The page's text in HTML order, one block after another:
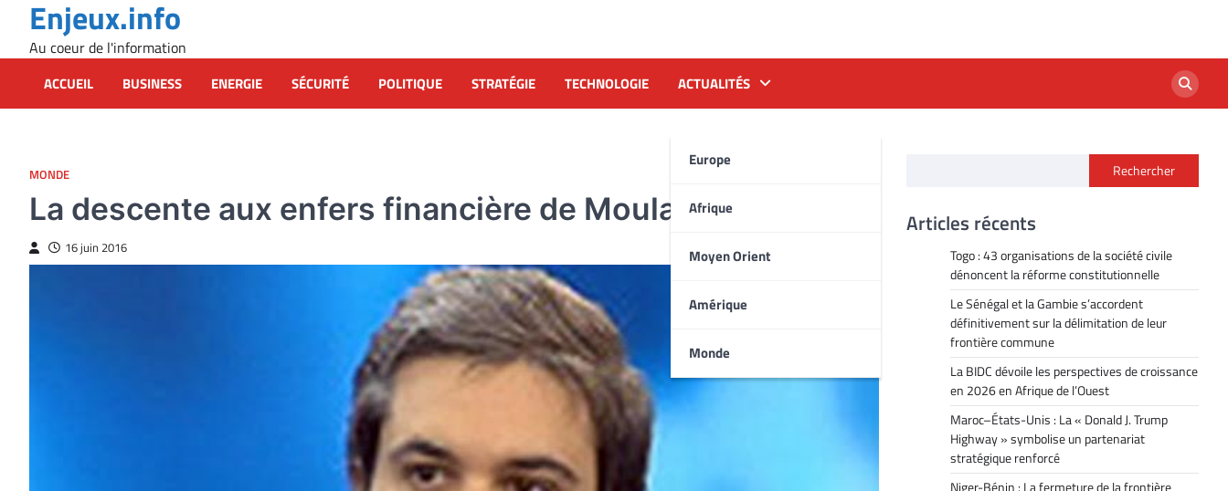
content
Enjeux.info
Au coeur de l'information
ACCUEIL BUSINESS ENERGIE SÉCURITÉ POLITIQUE STRATÉGIE TECHNOLOGIE ACTUALITÉS
Europe
Afrique
Moyen Orient
Amérique
Monde
MONDE
La descente aux enfers financière de Moulay Hicham
16 juin 2016
Rechercher
Articles récents
Togo : 43 organisations de la société civile
dénoncent la réforme constitutionnelle
Le Sénégal et la Gambie s’accordent
définitivement sur la délimitation de leur
frontière commune
La BIDC dévoile les perspectives de croissance
en 2026 en Afrique de l’Ouest
Maroc–États-Unis : La « Donald J. Trump
Highway » symbolise un partenariat
stratégique renforcé